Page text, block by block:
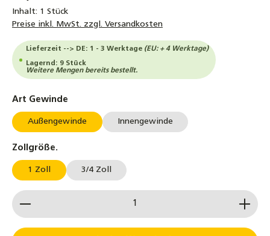
Inhalt: 1 Stück
Preise inkl. MwSt. zzgl. Versandkosten
Lieferzeit --> DE: 1 - 3 Werktage (EU: + 4 Werktage)
Lagernd: 9 Stück
Weitere Mengen bereits bestellt.
Art Gewinde
Außengewinde Innengewinde
Zollgröße.
1 Zoll 3/4 Zoll
Produkt Anzahl: Gib den gewünschten Wert ein